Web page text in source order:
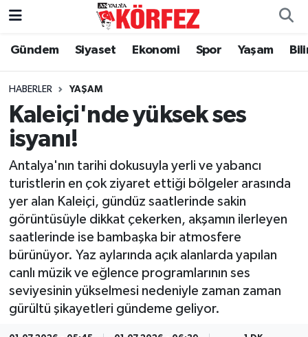
Gündem Siyaset Ekonomi Spor Yaşam
HABERLER YAŞAM
Kaleiçi'nde yüksek ses
isyanı!
Antalya'nın tarihi dokusuyla yerli ve yabancı
turistlerin en çok ziyaret ettiği bölgeler arasında
yer alan Kaleiçi, gündüz saatlerinde sakin
görüntüsüyle dikkat çekerken, akşamın ilerleyen
saatlerinde ise bambaşka bir atmosfere
bürünüyor. Yaz aylarında açık alanlarda yapılan
canlı müzik ve eğlence programlarının ses
seviyesinin yükselmesi nedeniyle zaman zaman
gürültü şikayetleri gündeme geliyor.
Gündem
Siyaset
Yerel Yönetim
Yaşam
Asayiş
Dünya
Eğitim
Nöbetçi Eczaneler
Hava Durumu
Trafik Durumu
Tüm Manşetler
Son Dakika Haberleri
Haber Arşivi